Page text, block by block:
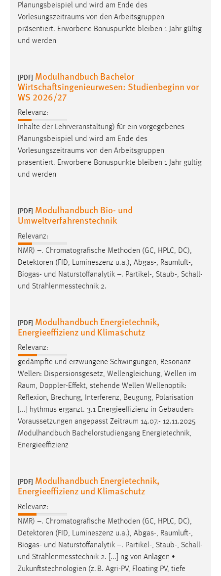
Planungsbeispiel und wird am Ende des
Vorlesungszeitraums von den Arbeitsgruppen
präsentiert. Erworbene Bonuspunkte bleiben 1 Jahr gültig
und werden
[PDF] Modulhandbuch Bachelor
Wirtschaftsingenieurwesen: Studienbeginn vor
WS 2026/27
Relevanz:
Inhalte der Lehrveranstaltung) für ein vorgegebenes
Planungsbeispiel und wird am Ende des
Vorlesungszeitraums von den Arbeitsgruppen
präsentiert. Erworbene Bonuspunkte bleiben 1 Jahr gültig
und werden
[PDF] Modulhandbuch Bio- und
Umweltverfahrenstechnik
Relevanz:
NMR) –. Chromatografische Methoden (GC, HPLC, DC),
Detektoren (FID, Lumineszenz u.a.), Abgas-, Raumluft-,
Biogas- und Naturstoffanalytik –. Partikel-, Staub-, Schall-
und Strahlenmesstechnik 2.
[PDF] Modulhandbuch Energietechnik,
Energieeffizienz und Klimaschutz
Relevanz:
gedämpfte und erzwungene Schwingungen, Resonanz
Wellen: Dispersionsgesetz, Wellengleichung, Wellen im
Raum, Doppler-Effekt, stehende Wellen Wellenoptik:
Reflexion, Brechung, Interferenz, Beugung, Polarisation
[...] hythmus ergänzt. 3.1 Energieeffizienz in Gebäuden:
Voraussetzungen angepasst Zeitraum 14.07.- 12.11.2025
Modulhandbuch Bachelorstudiengang Energietechnik,
Energieeffizienz
[PDF] Modulhandbuch Energietechnik,
Energieeffizienz und Klimaschutz
Relevanz:
NMR) –. Chromatografische Methoden (GC, HPLC, DC),
Detektoren (FID, Lumineszenz u.a.), Abgas-, Raumluft-,
Biogas- und Naturstoffanalytik –. Partikel-, Staub-, Schall-
und Strahlenmesstechnik 2. [...] ng von Anlagen •
Zukunftstechnologien (z. B. Agri-PV, Floating PV, tiefe